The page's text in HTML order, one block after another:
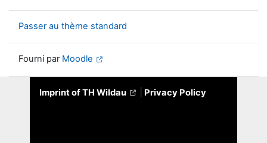
Passer au thème standard
Fourni par Moodle
Imprint of TH Wildau Privacy Policy